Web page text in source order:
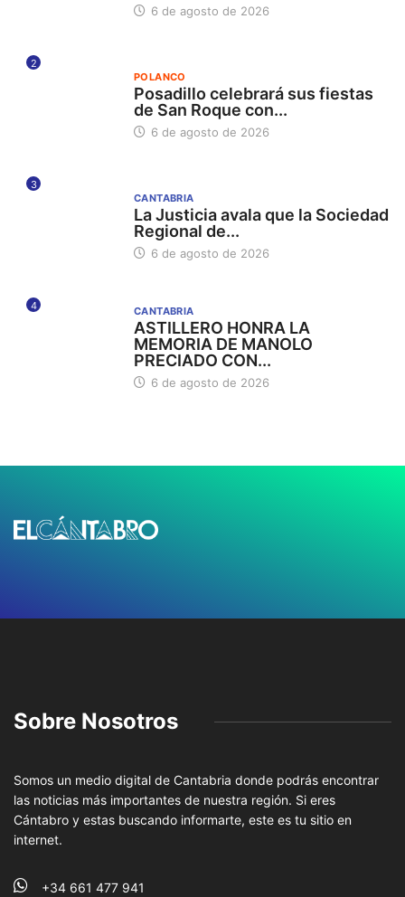
6 de agosto de 2026
2
POLANCO
Posadillo celebrará sus fiestas
de San Roque con...
6 de agosto de 2026
3
CANTABRIA
La Justicia avala que la Sociedad
Regional de...
6 de agosto de 2026
4 CANTABRIA
ASTILLERO HONRA LA
MEMORIA DE MANOLO
PRECIADO CON...
6 de agosto de 2026
Sobre Nosotros
Somos un medio digital de Cantabria donde podrás encontrar
las noticias más importantes de nuestra región. Si eres
Cántabro y estas buscando informarte, este es tu sitio en
internet.
+34 661 477 941